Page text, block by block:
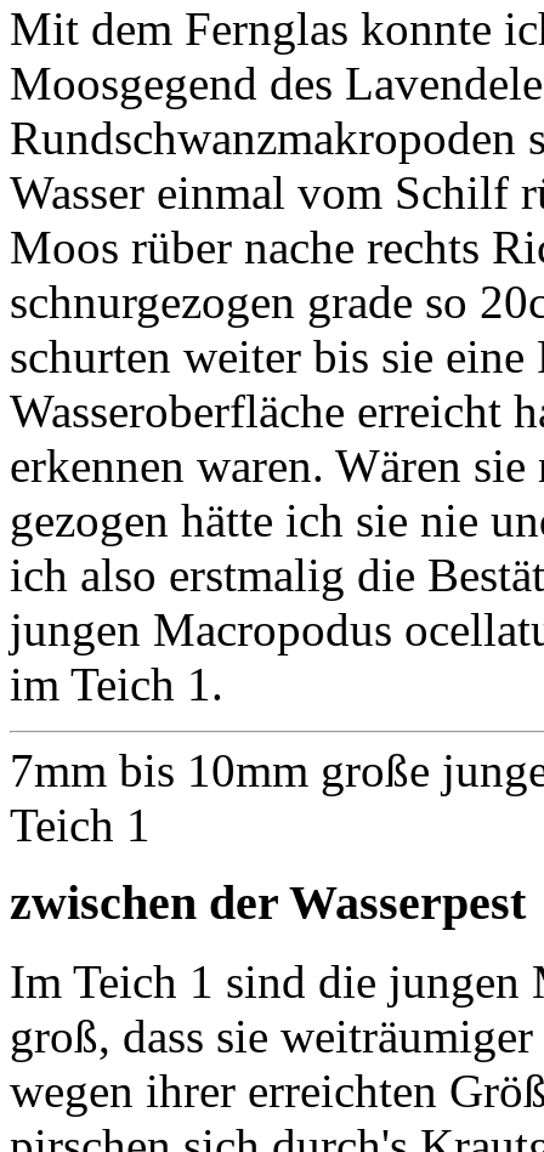
Mit dem Fernglas konnte
Moosgegend des
Rundschwanzmakropoden
Wasser einmal vom Schilf
Moos rüber nache rechts
schnurgezogen grade so
schurten weiter bis sie
Wasseroberfläche erreicht
erkennen waren. Wären
gezogen hätte ich sie nie
ich also erstmalig die
jungen Macropodus
im Teich 1.
7mm bis 10mm große
Teich 1
zwischen der Wasserpest
Im Teich 1 sind die jungen
groß, dass sie
wegen ihrer erreichten